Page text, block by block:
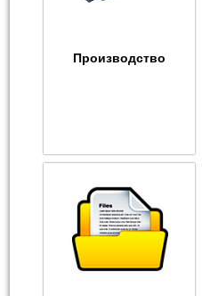
Производство